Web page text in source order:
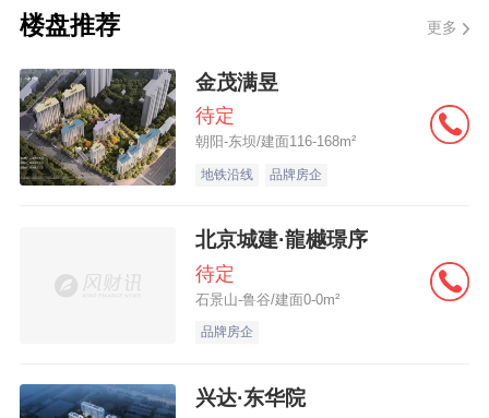
款利率0.25个百分点，五年期以上首套房利
整。预计每年将节省居民公积金贷款利息支
出超过200亿元，有利于支持居民家庭刚性住
房需求，促进房地产市场止跌企稳。
公积金利率自2012年进入下行周期，从4.9%
累计降息205个基点，2024年5月下调至
2.85%。
据悉，此次住房公积金贷款利率调整范围既
楼盘推荐 更多
金茂满昱
待定
朝阳-东坝/建面116-168m²
地铁沿线 品牌房企
北京城建·龍樾璟序
待定
石景山-鲁谷/建面0-0m²
品牌房企
兴达·东华院